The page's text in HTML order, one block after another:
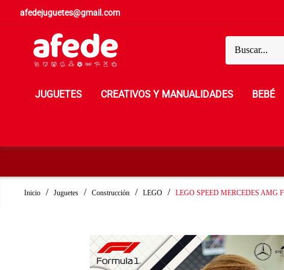
afedejuguetes@gmail.com
JUGUETES CREATIVOS Y MANUALIDADES BEBÉ
Inicio Juguetes Construcción LEGO LEGO SPEED MERCEDES AMG